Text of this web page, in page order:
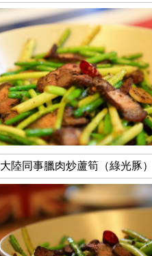
大陸同事臘肉炒蘆筍（綠光豚）